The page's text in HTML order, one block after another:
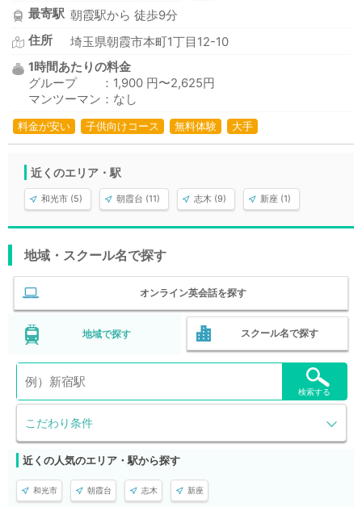
最寄駅 朝霞駅から 徒歩9分
住所
埼玉県朝霞市本町1丁目12-10
1時間あたりの料金
グループ ：1,900 円〜2,625円
マンツーマン：なし
料金が安い 子供向けコース 無料体験 大手
近くのエリア・駅
和光市 (5) 朝霞台 (11) 志木 (9) 新座 (1)
地域・スクール名で探す
オンライン英会話を探す
地域で探す スクール名で探す
こだわり条件
検索する
近くの人気のエリア・駅から探す
和光市 朝霞台 志木 新座